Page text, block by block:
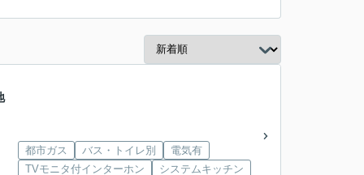
都市ガス バス・トイレ別
電気有
TVモニタ付インターホン
システムキッチン